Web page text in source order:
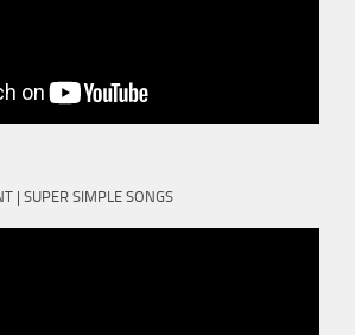
| SUPER SIMPLE SONGS